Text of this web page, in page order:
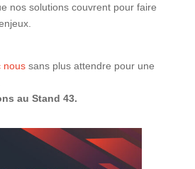
nos solutions couvrent pour faire
noussans plus attendre pour une
au Stand 43.